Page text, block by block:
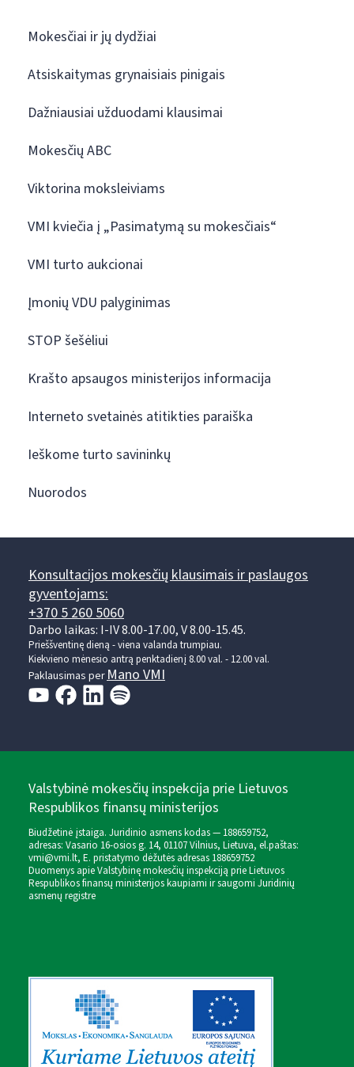
Mokesčiai ir jų dydžiai
Atsiskaitymas grynaisiais pinigais
Dažniausiai užduodami klausimai
Mokesčių ABC
Viktorina moksleiviams
VMI kviečia į „Pasimatymą su mokesčiais“
VMI turto aukcionai
Įmonių VDU palyginimas
STOP šešėliui
Krašto apsaugos ministerijos informacija
Interneto svetainės atitikties paraiška
Ieškome turto savininkų
Nuorodos
Konsultacijos mokesčių klausimais ir paslaugos
gyventojams:
+370 5 260 5060
Darbo laikas: I-IV 8.00-17.00, V 8.00-15.45.
Prieššventinę dieną - viena valanda trumpiau.
Kiekvieno mėnesio antrą penktadienį 8.00 val. - 12.00 val.
Paklausimas perMano VMI
Valstybinė mokesčių inspekcija prie Lietuvos
Respublikos finansų ministerijos
Biudžetinė įstaiga. Juridinio asmens kodas — 188659752,
adresas: Vasario 16-osios g. 14, 01107 Vilnius, Lietuva, el.paštas:
vmi@vmi.lt, E. pristatymo dėžutės adresas 188659752
Duomenys apie Valstybinę mokesčių inspekciją prie Lietuvos
Respublikos finansų ministerijos kaupiami ir saugomi Juridinių
asmenų registre